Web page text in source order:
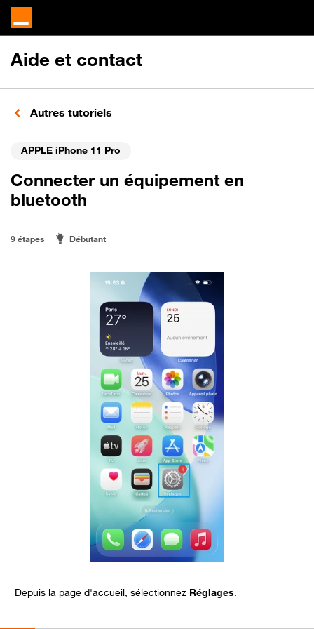
Aide et contact
Autres tutoriels
APPLE iPhone 11 Pro
Connecter un équipement en
bluetooth
9 étapes Débutant
Depuis la page d'accueil, sélectionnez Réglages.